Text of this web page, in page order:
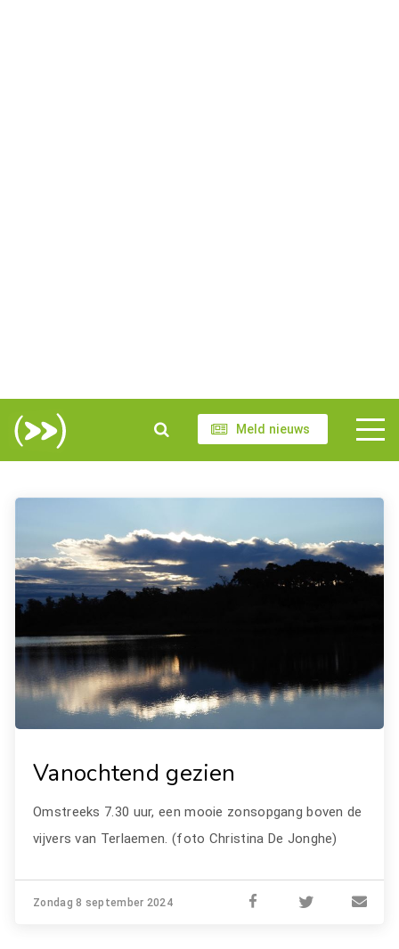
Meld nieuws
Vanochtend gezien
Omstreeks 7.30 uur, een mooie zonsopgang boven de
vijvers van Terlaemen. (foto Christina De Jonghe)
Zondag 8 september 2024